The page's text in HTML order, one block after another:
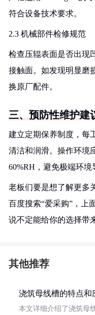
符合设备技术要求。
2.3 机械部件检修规范
检查压辊表面是否出现
接触面。如发现明显磨
换原厂配件。
三、预防性维护建
建立定期保养制度，每
清洁和润滑。操作环境
60%RH，避免极端环境
老板们要是想了解更多
百度搜索“爱采购”，上
说不定能给你的选择带
其他推荐
浇筑母线槽的特点和
本文详细介绍了浇筑母